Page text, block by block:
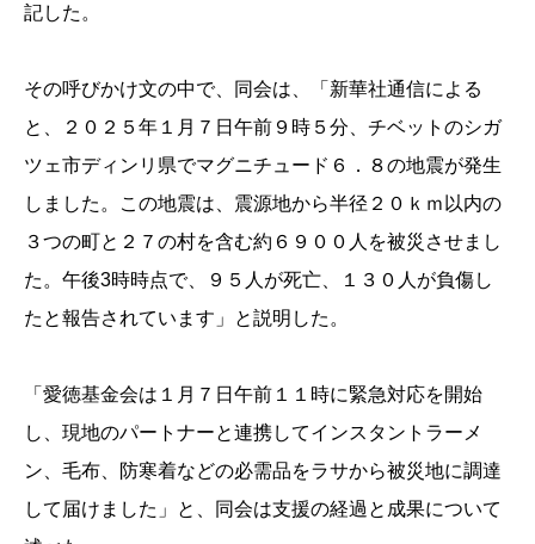
記した。
その呼びかけ文の中で、同会は、「新華社通信による
と、２０２５年１月７日午前９時５分、チベットのシガ
ツェ市ディンリ県でマグニチュード６．８の地震が発生
しました。この地震は、震源地から半径２０ｋｍ以内の
３つの町と２７の村を含む約６９００人を被災させまし
た。午後3時時点で、９５人が死亡、１３０人が負傷し
たと報告されています」と説明した。
「愛徳基金会は１月７日午前１１時に緊急対応を開始
し、現地のパートナーと連携してインスタントラーメ
ン、毛布、防寒着などの必需品をラサから被災地に調達
して届けました」と、同会は支援の経過と成果について